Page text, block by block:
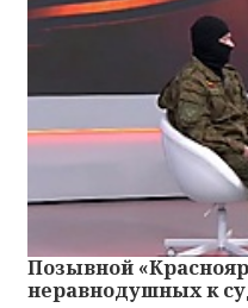
Позывной
неравнодушных к